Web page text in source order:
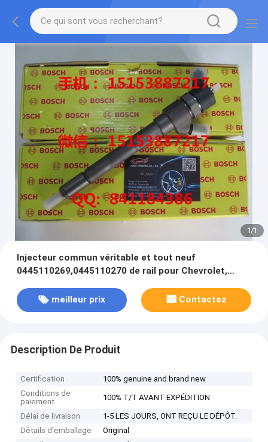
1/1
Injecteur commun véritable et tout neuf
0445110269,0445110270 de rail pour Chevrolet,
meilleur prix
Contactez
Description De Produit
Certification
100% genuine and brand new
Conditions de
paiement
100% T/T AVANT EXPÉDITION
Délai de livraison
1-5 LES JOURS, ONT REÇU LE DÉPÔT.
Détails d'emballage
Original